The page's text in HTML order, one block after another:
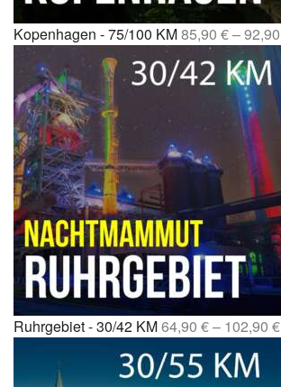
Kopenhagen - 75/100 KM85,90 €–92,90
Ruhrgebiet - 30/42 KM64,90 €– 102,90 €